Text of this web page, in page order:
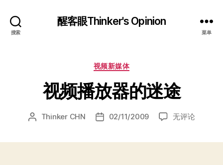
搜索
醒客眼Thinker's Opinion
菜单
分
视频新媒体
视频播放器的迷途
文 Thinker CHN
发 02/11/2009
视
无评论